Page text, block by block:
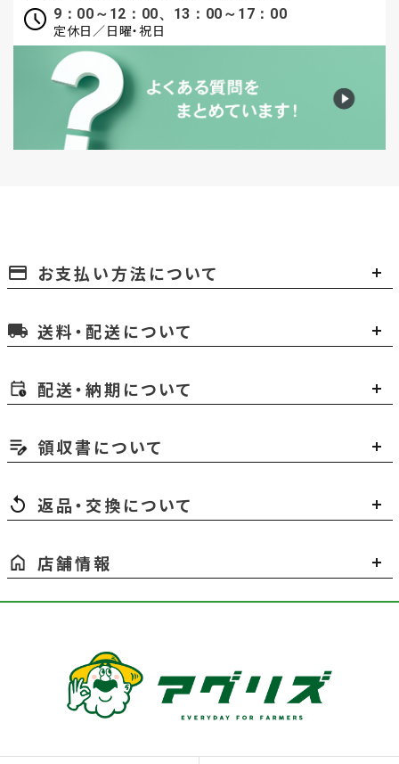
9：00～12：00、13：00～17：00
定休日／日曜・祝日
payment お支払い方法について
local_shipping 送料・配送について
配送・納期について
領収書について
返品・交換について
店舗情報